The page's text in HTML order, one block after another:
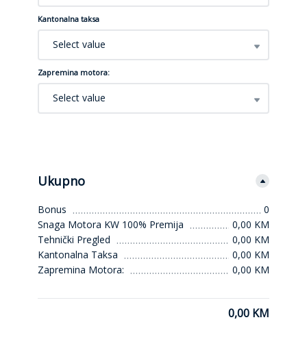
Kantonalna taksa
Select value
Zapremina motora:
Select value
Ukupno
Bonus
0
Snaga Motora KW 100% Premija
0,00 KM
Tehnički Pregled
0,00 KM
Kantonalna Taksa
0,00 KM
Zapremina Motora:
0,00 KM
0,00 KM